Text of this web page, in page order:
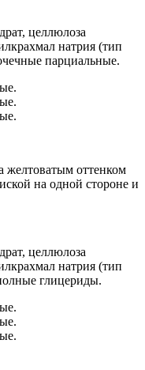
целлюлоза
натрия (тип
парциальные.
желтоватым оттенком
на одной стороне и
целлюлоза
натрия (тип
глицериды.